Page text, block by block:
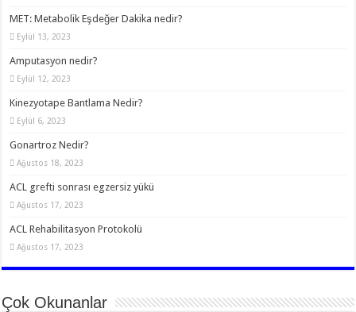
MET: Metabolik Eşdeğer Dakika nedir?
Eylül 13, 2023
Amputasyon nedir?
Eylül 12, 2023
Kinezyotape Bantlama Nedir?
Eylül 6, 2023
Gonartroz Nedir?
Ağustos 18, 2023
ACL grefti sonrası egzersiz yükü
Ağustos 17, 2023
ACL Rehabilitasyon Protokolü
Ağustos 17, 2023
Çok Okunanlar